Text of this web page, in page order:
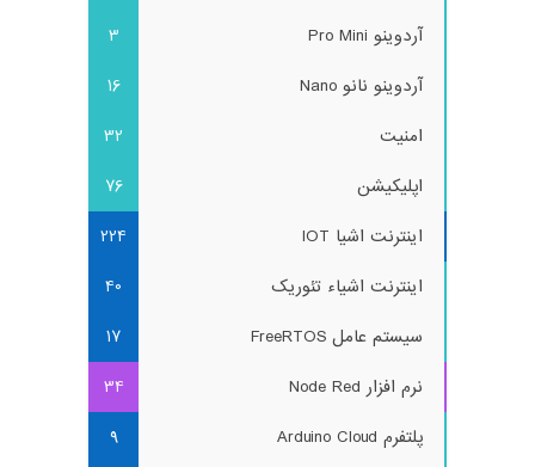
آردوینو Pro Mini
3
آردوینو نانو Nano
16
امنیت
32
اپلیکیشن
76
اینترنت اشیا IOT
224
اینترنت اشیاء تئوریک
40
سیستم عامل FreeRTOS
17
نرم افزار Node Red
34
پلتفرم Arduino Cloud
9